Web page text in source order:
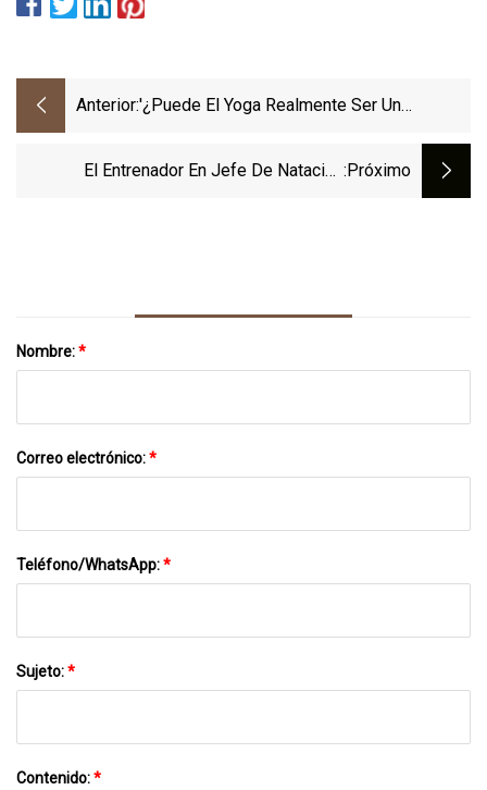
Anterior:'¿Puede El Yoga Realmente Ser Un
Pesas?'
El Entrenador En Jefe De Natación :próximo
Nombre:*
Correo electrónico:*
Teléfono/WhatsApp:*
Sujeto:*
Contenido:*